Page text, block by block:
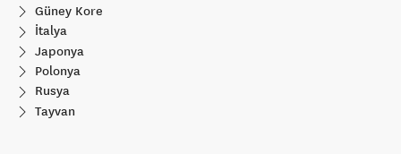
Güney Kore
İtalya
Japonya
Polonya
Rusya
Tayvan